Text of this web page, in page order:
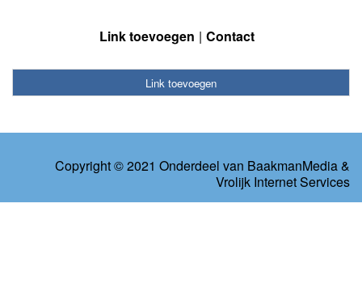
Link toevoegen Contact
Link toevoegen
Copyright © 2021 Onderdeel van BaakmanMedia&
Vrolijk Internet Services